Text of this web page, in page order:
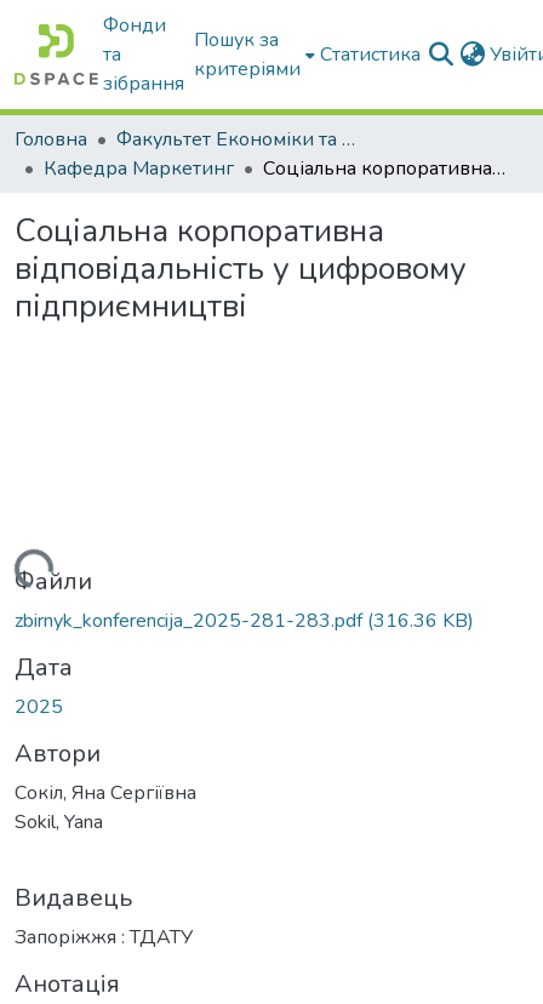
Фонди
та
зібрання
Пошук за
критеріями
Статистика
Головна
Факультет Економіки та бізнесу
Кафедра Маркетинг
Соціальна корпоративна відповідальність у цифровому підприємництві
Соціальна корпоративна
відповідальність у цифровому
підприємництві
Файли
zbirnyk_konferencija_2025-281-283.pdf(316.36 KB)
Дата
2025
Автори
Сокіл, Яна Сергіївна
Sokil, Yana
Видавець
Запоріжжя : ТДАТУ
Анотація